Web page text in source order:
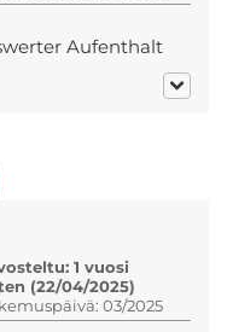
Aufenthalt
1 vuosi
(22/04/2025)
03/2025